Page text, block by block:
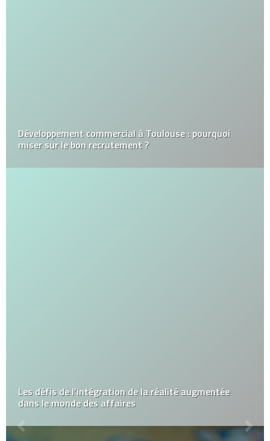
Développement commercial à Toulouse : pourquoi
miser sur le bon recrutement ?
Les défis de l’intégration de la réalité augmentée
dans le monde des affaires